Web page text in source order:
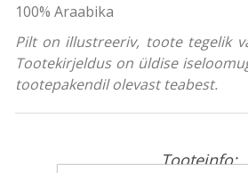
100% Araabika
Pilt on illustreeriv, toote tegelik
Tootekirjeldus on üldise
tootepakendil olevast teabest.
Tooteinfo: